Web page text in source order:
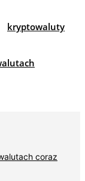
kryptowaluty
coraz